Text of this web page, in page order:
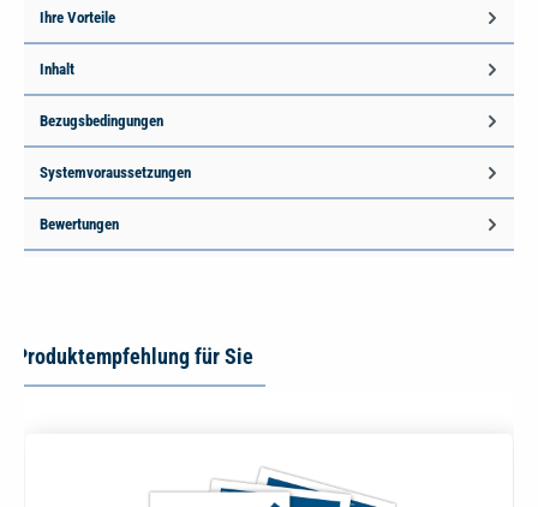
Ihre Vorteile
Inhalt
Bezugsbedingungen
Systemvoraussetzungen
Bewertungen
Produktempfehlung für Sie